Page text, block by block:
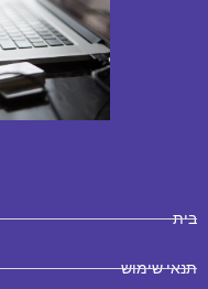
בית
תנאי שימוש